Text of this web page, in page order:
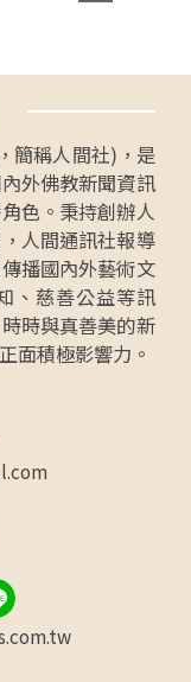
簡稱人間社)，是
外佛教新聞資訊
色。秉持創辦人
人間通訊社報導
播國內外藝術文
、慈善公益等訊
時與真善美的新
面積極影響力。